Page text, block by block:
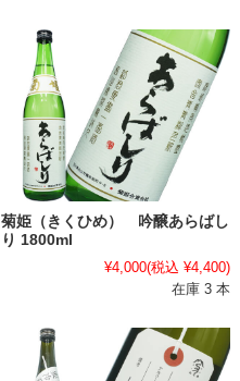
菊姫（きくひめ） 吟醸あらばし
り 1800ml
¥4,000(税込 ¥4,400)
在庫 3 本